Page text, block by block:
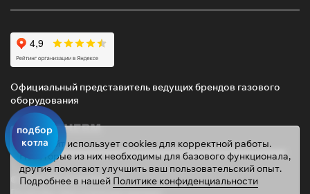
подбор
котла
Официальный представитель ведущих брендов газового
оборудования
© 2026 ТД «ГАЗОВИК»
Этот сайт использует cookies для корректной работы.
Некоторые из них необходимы для базового функционала,
другие помогают улучшить ваш пользовательский опыт.
Подробнее в нашей Политике конфиденциальности